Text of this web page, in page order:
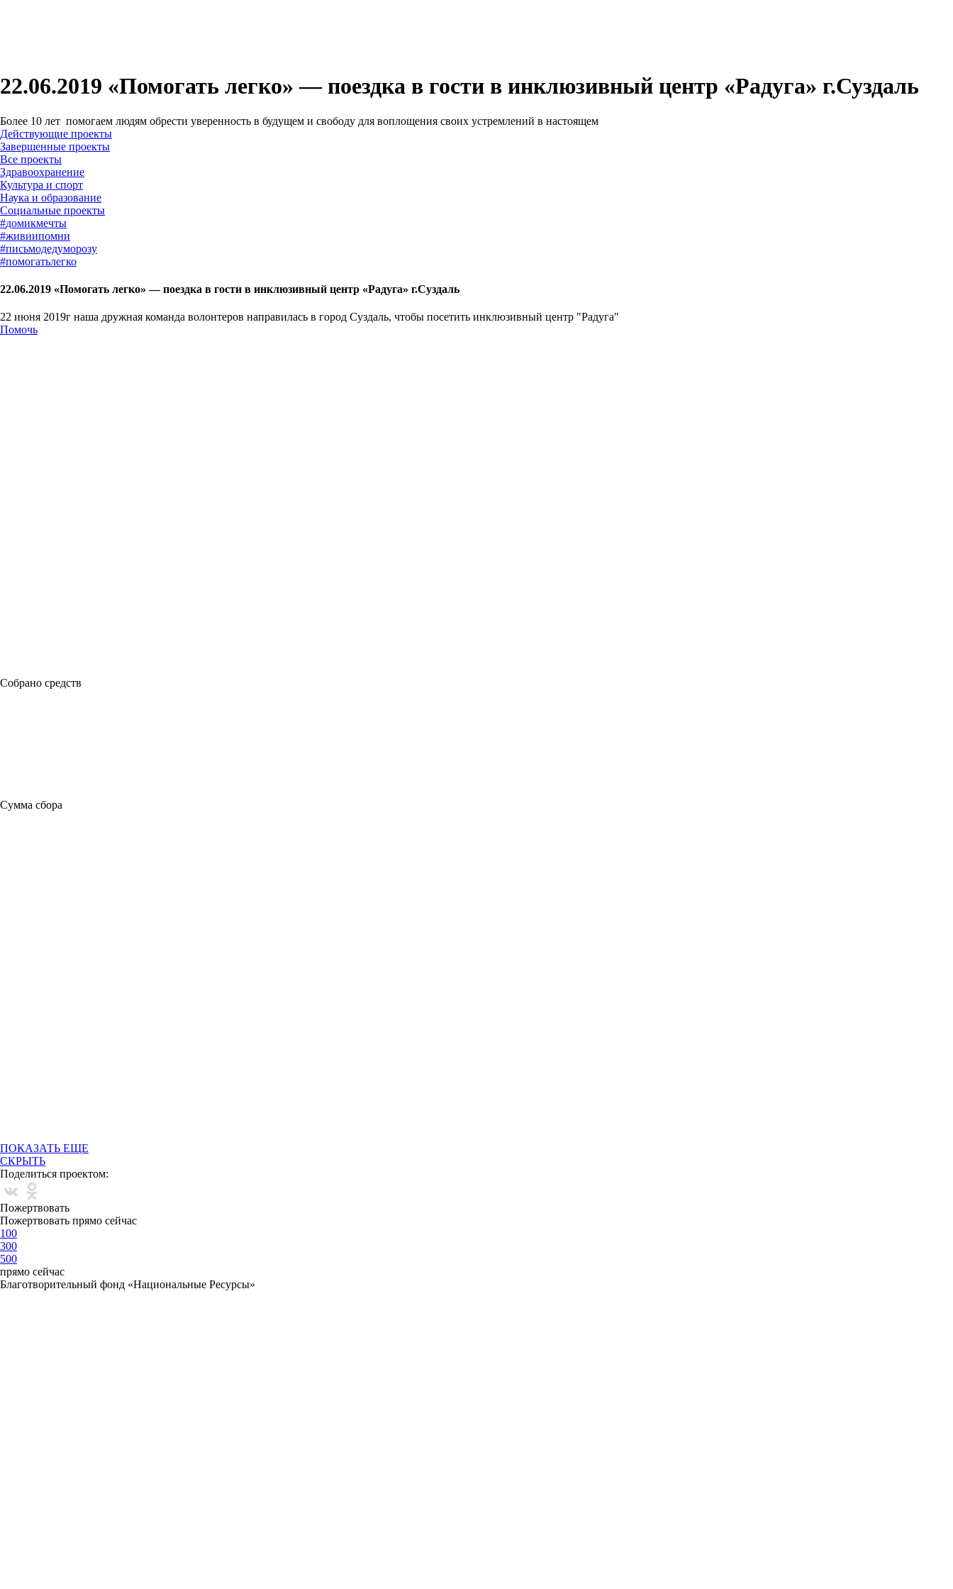
22.06.2019 «Помогать легко» — поездка в гости в инклюзивный центр «Радуга» г.Суздаль
Более 10 лет помогаем людям обрести уверенность в будущем и свободу для воплощения своих устремлений в настоящем
Действующие проекты
Завершенные проекты
#домикмечты
#живиипомни
#письмодедуморозу
#помогатьлегко
22.06.2019 «Помогать легко» — поездка в гости в инклюзивный центр «Радуга» г.Суздаль
22 июня 2019г наша дружная команда волонтеров направилась в город Суздаль, чтобы посетить инклюзивный центр "Радуга"
Помочь
Собрано средств
Сумма сбора
ПОКАЗАТЬ ЕЩЕ
СКРЫТЬ
Поделиться проектом:
Пожертвовать
Пожертвовать прямо сейчас
100
300
500
прямо сейчас
Благотворительный фонд «Национальные Ресурсы»